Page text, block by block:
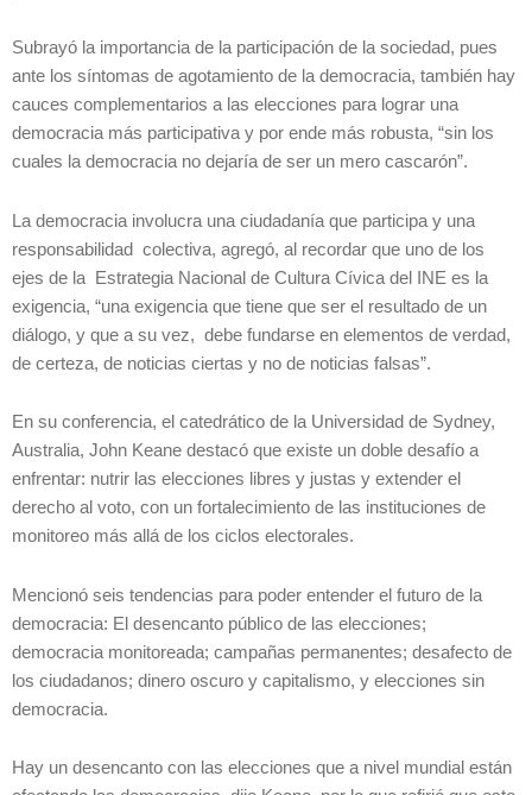
Subrayó la importancia de la participación de la sociedad, pues
ante los síntomas de agotamiento de la democracia, también hay
cauces complementarios a las elecciones para lograr una
democracia más participativa y por ende más robusta, “sin los
cuales la democracia no dejaría de ser un mero cascarón”.
La democracia involucra una ciudadanía que participa y una
responsabilidad colectiva, agregó, al recordar que uno de los
ejes de la Estrategia Nacional de Cultura Cívica del INE es la
exigencia, “una exigencia que tiene que ser el resultado de un
diálogo, y que a su vez, debe fundarse en elementos de verdad,
de certeza, de noticias ciertas y no de noticias falsas”.
En su conferencia, el catedrático de la Universidad de Sydney,
Australia, John Keane destacó que existe un doble desafío a
enfrentar: nutrir las elecciones libres y justas y extender el
derecho al voto, con un fortalecimiento de las instituciones de
monitoreo más allá de los ciclos electorales.
Mencionó seis tendencias para poder entender el futuro de la
democracia: El desencanto público de las elecciones;
democracia monitoreada; campañas permanentes; desafecto de
los ciudadanos; dinero oscuro y capitalismo, y elecciones sin
democracia.
Hay un desencanto con las elecciones que a nivel mundial están